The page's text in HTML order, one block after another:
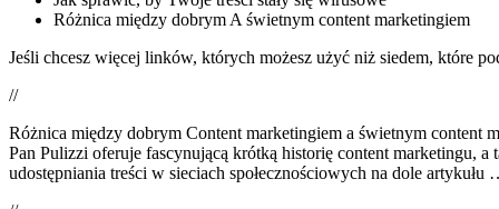
Różnica między dobrym A świetnym content marketingiem
Jeśli chcesz więcej linków, których możesz użyć niż siedem, które
//
Różnica między dobrym Content marketingiem a świetnym content
Pan Pulizzi oferuje fascynującą krótką historię content marketingu,
udostępniania treści w sieciach społecznościowych na dole artykułu